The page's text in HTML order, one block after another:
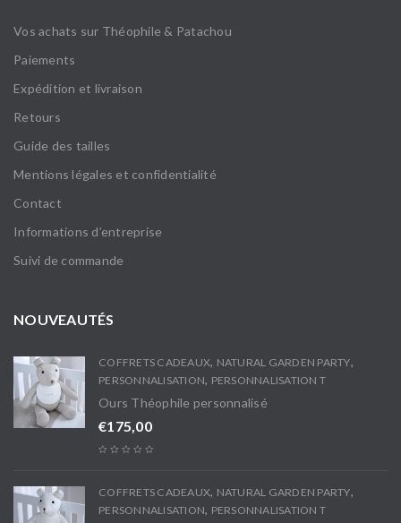
Vos achats sur Théophile & Patachou
Paiements
Expédition et livraison
Retours
Guide des tailles
Mentions légales et confidentialité
Contact
Informations d’entreprise
Suivi de commande
NOUVEAUTÉS
COFFRETS CADEAUX, NATURAL GARDEN PARTY,
PERSONNALISATION, PERSONNALISATION T
Ours Théophile personnalisé
€175,00
COFFRETS CADEAUX, NATURAL GARDEN PARTY,
PERSONNALISATION, PERSONNALISATION T